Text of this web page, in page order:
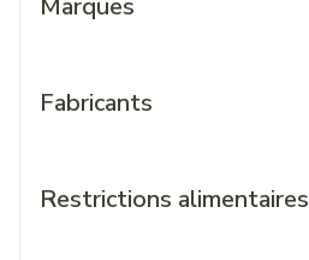
Marques
Fabricants
Restrictions alimentaires